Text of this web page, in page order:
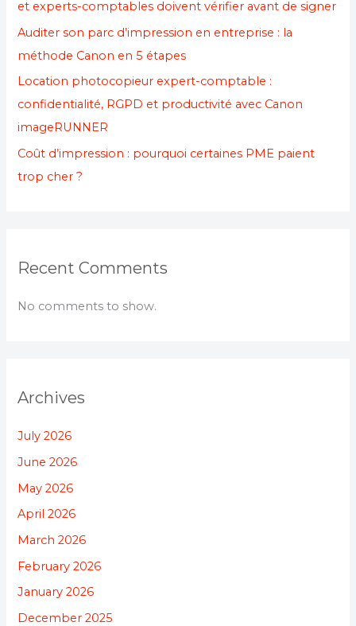
et experts-comptables doivent vérifier avant de signer
Auditer son parc d’impression en entreprise : la
méthode Canon en 5 étapes
Location photocopieur expert-comptable :
confidentialité, RGPD et productivité avec Canon
imageRUNNER
Coût d’impression : pourquoi certaines PME paient
trop cher ?
Recent Comments
No comments to show.
Archives
July 2026
June 2026
May 2026
April 2026
March 2026
February 2026
January 2026
December 2025